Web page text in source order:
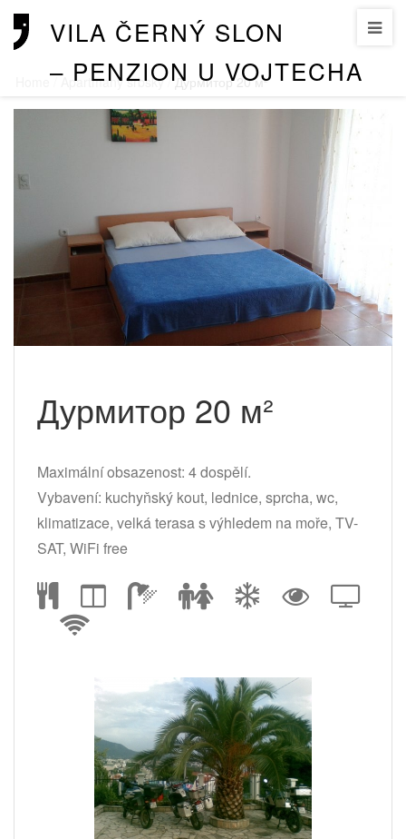
VILA ČERNÝ SLON
– PENZION U VOJTECHA
Apartmany srbsky Дурмитор 20 м²
Дурмитор 20 м²
Maximální obsazenost: 4 dospělí.
Vybavení: kuchyňský kout, lednice, sprcha, wc,
klimatizace, velká terasa s výhledem na moře, TV-
SAT, WiFi free